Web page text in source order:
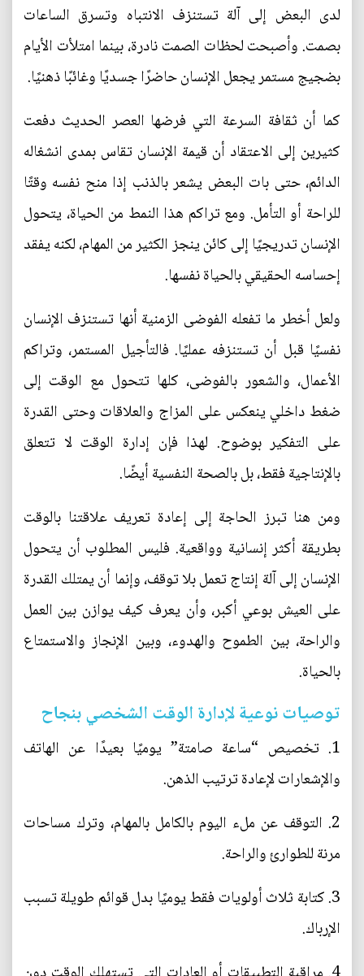
لدى البعض إلى آلة تستنزف الانتباه وتسرق الساعات
بصمت. وأصبحت لحظات الصمت نادرة، بينما امتلأت الأيام
بضجيج مستمر يجعل الإنسان حاضرًا جسديًا وغائبًا ذهنيًا.
كما أن ثقافة السرعة التي فرضها العصر الحديث دفعت
كثيرين إلى الاعتقاد أن قيمة الإنسان تقاس بمدى انشغاله
الدائم، حتى بات البعض يشعر بالذنب إذا منح نفسه وقتًا
للراحة أو التأمل. ومع تراكم هذا النمط من الحياة، يتحول
الإنسان تدريجيًا إلى كائن ينجز الكثير من المهام، لكنه يفقد
إحساسه الحقيقي بالحياة نفسها.
ولعل أخطر ما تفعله الفوضى الزمنية أنها تستنزف الإنسان
نفسيًا قبل أن تستنزفه عمليًا. فالتأجيل المستمر، وتراكم
الأعمال، والشعور بالفوضى، كلها تتحول مع الوقت إلى
ضغط داخلي ينعكس على المزاج والعلاقات وحتى القدرة
على التفكير بوضوح. لهذا فإن إدارة الوقت لا تتعلق
بالإنتاجية فقط، بل بالصحة النفسية أيضًا.
ومن هنا تبرز الحاجة إلى إعادة تعريف علاقتنا بالوقت
بطريقة أكثر إنسانية وواقعية. فليس المطلوب أن يتحول
الإنسان إلى آلة إنتاج تعمل بلا توقف، وإنما أن يمتلك القدرة
على العيش بوعي أكبر، وأن يعرف كيف يوازن بين العمل
والراحة، بين الطموح والهدوء، وبين الإنجاز والاستمتاع
بالحياة.
توصيات نوعية لإدارة الوقت الشخصي بنجاح
1. تخصيص “ساعة صامتة” يوميًا بعيدًا عن الهاتف
والإشعارات لإعادة ترتيب الذهن.
2. التوقف عن ملء اليوم بالكامل بالمهام، وترك مساحات
مرنة للطوارئ والراحة.
3. كتابة ثلاث أولويات فقط يوميًا بدل قوائم طويلة تسبب
الإرباك.